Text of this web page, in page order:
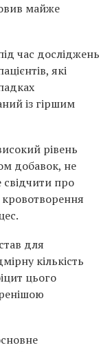
майже
час досліджень
які
із гіршим
рівень
добавок, не
свідчити про
для
кількість
цього